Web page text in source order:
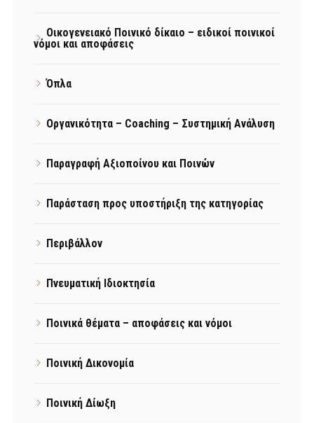
Οικογενειακό Ποινικό δίκαιο – ειδικοί ποινικοί
νόμοι και αποφάσεις
Όπλα
Οργανικότητα – Coaching – Συστημική Ανάλυση
Παραγραφή Αξιοποίνου και Ποινών
Παράσταση προς υποστήριξη της κατηγορίας
Περιβάλλον
Πνευματική Ιδιοκτησία
Ποινικά θέματα – αποφάσεις και νόμοι
Ποινική Δικονομία
Ποινική Δίωξη